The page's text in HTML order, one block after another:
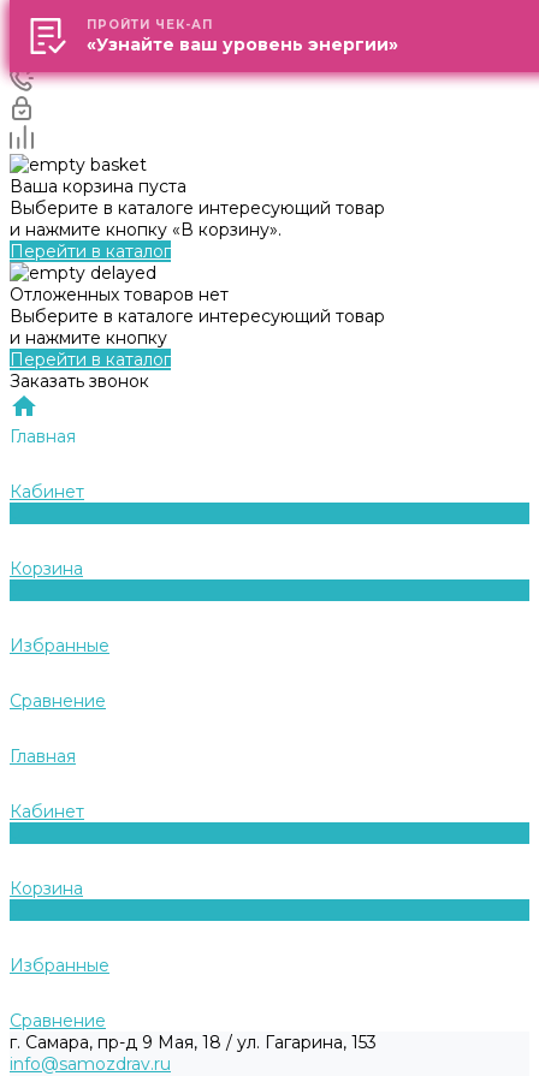
Ваша корзина пуста
Выберите в каталоге интересующий товар
и нажмите кнопку «В корзину».
Перейти в каталог
Отложенных товаров нет
Выберите в каталоге интересующий товар
и нажмите кнопку
Перейти в каталог
Заказать звонок
Главная
Кабинет
Корзина
Избранные
Сравнение
Главная
Кабинет
Корзина
Избранные
Сравнение
г. Самара, пр-д 9 Мая, 18 / ул. Гагарина, 153
info@samozdrav.ru
ПРОЙТИ ЧЕК-АП
«Узнайте ваш уровень энергии»
ПРОЙТИ ЧЕК-АП
«Узнайте ваш уровень энергии»